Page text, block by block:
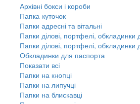
Архівні бокси і короби
Папка-куточок
Папки адресні та вітальні
Папки ділові, портфелі, обкладинки
Папки ділові, портфелі, обкладинки
Обкладинки для паспорта
Показати всі
Папки на кнопці
Папки на липучці
Папки на блискавці